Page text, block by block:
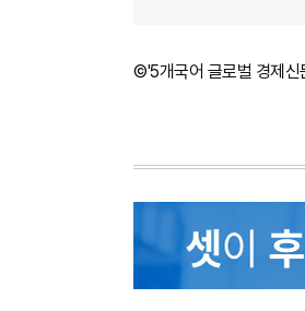
©'5개국어 글로벌 경제신